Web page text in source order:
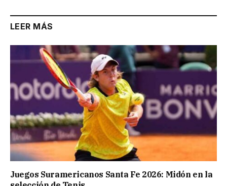
LEER MÁS
Juegos Suramericanos Santa Fe 2026: Midón en la